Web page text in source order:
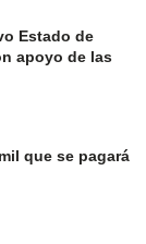
Estado de
apoyo de las
que se pagará